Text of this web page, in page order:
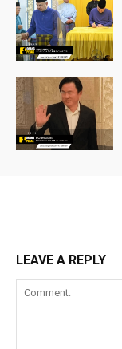
LEAVE A REPLY